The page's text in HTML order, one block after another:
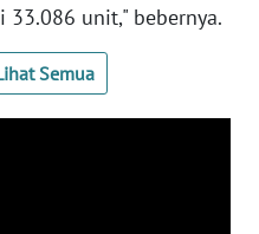
33.086 unit," bebernya.
Semua